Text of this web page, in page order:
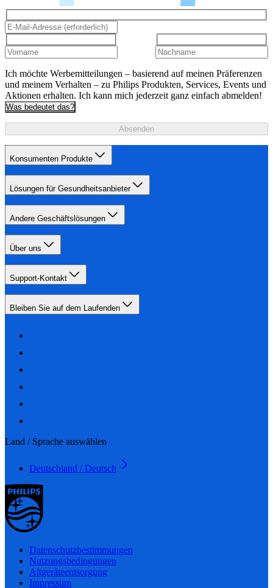
Ich möchte Werbemitteilungen – basierend auf meinen Präferenzen
und meinem Verhalten – zu Philips Produkten, Services, Events und
Aktionen erhalten. Ich kann mich jederzeit ganz einfach abmelden!
Was bedeutet das?
Absenden
Konsumenten Produkte
Lösungen für Gesundheitsanbieter
Andere Geschäftslösungen
Über uns
Support-Kontakt
Bleiben Sie auf dem Laufenden
Land / Sprache auswählen
Deutschland / Deutsch
Datenschutzbestimmungen
Nutzungsbedingungen
Altgeräteentsorgung
Impressum